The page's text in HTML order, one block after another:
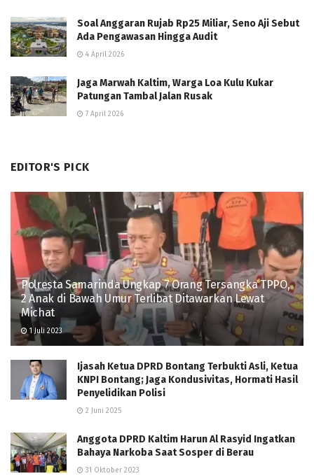
Soal Anggaran Rujab Rp25 Miliar, Seno Aji Sebut
Ada Pengawasan Hingga Audit
4 April 2026
Jaga Marwah Kaltim, Warga Loa Kulu Kukar
Patungan Tambal Jalan Rusak
7 April 2026
EDITOR'S PICK
Polresta Samarinda Ungkap 7 Orang Tersangka TPPO,
2 Anak di Bawah Umur Terlibat Ditawarkan Lewat
Michat
1 Juli 2023
Ijasah Ketua DPRD Bontang Terbukti Asli, Ketua
KNPI Bontang; Jaga Kondusivitas, Hormati Hasil
Penyelidikan Polisi
2 Juni 2025
Anggota DPRD Kaltim Harun Al Rasyid Ingatkan
Bahaya Narkoba Saat Sosper di Berau
31 Oktober 2023